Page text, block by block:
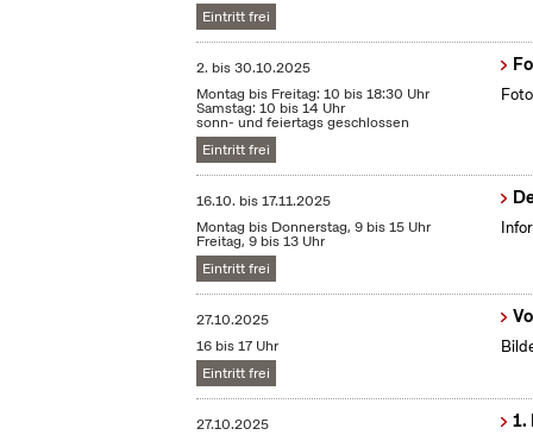
Eintritt frei
2. bis30.10.2025
Montag bis Freitag: 10 bis 18:30 Uhr
Samstag: 10 bis 14 Uhr
sonn- und feiertags geschlossen
Eintritt frei
16.10. bis17.11.2025
Montag bis Donnerstag, 9 bis 15 Uhr
Freitag, 9 bis 13 Uhr
Eintritt frei
27.10.2025
16 bis 17 Uhr
Eintritt frei
27.10.2025
1.